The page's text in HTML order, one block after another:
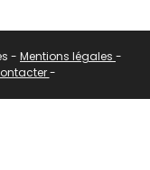
- Mentions légales -
-